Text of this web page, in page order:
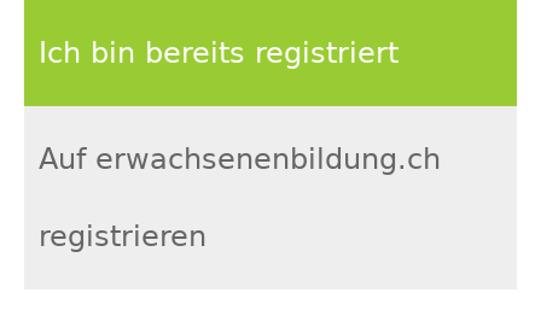
Ich bin bereits registriert
Auf erwachsenenbildung.ch
registrieren